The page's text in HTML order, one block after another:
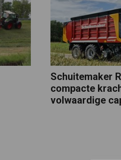
Schuitemaker
compacte
volwaardige